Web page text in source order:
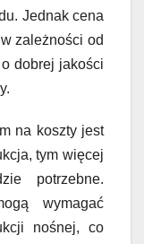
Jednak cena
zależności od
dobrej jakości
na koszty jest
tym więcej
potrzebne.
wymagać
nośnej, co